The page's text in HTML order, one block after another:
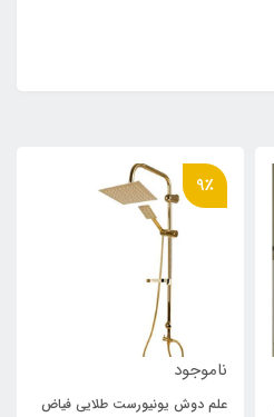
9٪
ناموجود
علم دوش یونیورست طلایی فیاض